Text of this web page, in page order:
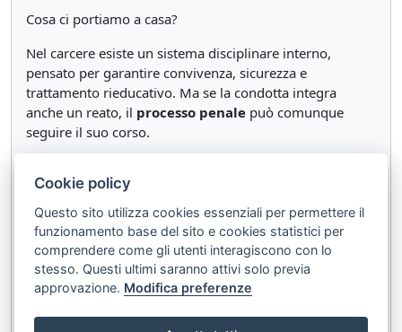
Cosa ci portiamo a casa?
Nel carcere esiste un sistema disciplinare interno,
pensato per garantire convivenza, sicurezza e
trattamento rieducativo. Ma se la condotta integra
anche un reato, il processo penale può comunque
seguire il suo corso.
porta della socialità per qualche giorno, ma non chiude
la porta del processo penale.
Documenti correlati:
Testo integrale diCorte Costituzionale, Sentenza n.
Cookie policy
Questo sito utilizza cookies essenziali per permettere il
funzionamento base del sito e cookies statistici per
comprendere come gli utenti interagiscono con lo
stesso. Questi ultimi saranno attivi solo previa
approvazione. Modifica preferenze